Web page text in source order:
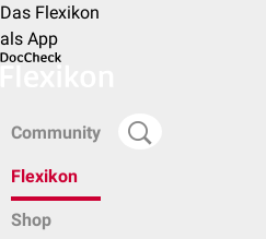
Das Flexikon
als App
Community
Flexikon
Shop